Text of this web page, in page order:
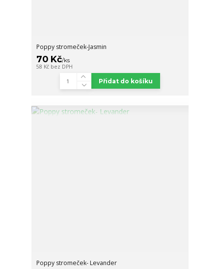
Poppy stromeček-Jasmin
70 Kč/ks
58 Kč bez DPH
Přidat do košíku
Poppy stromeček- Levander